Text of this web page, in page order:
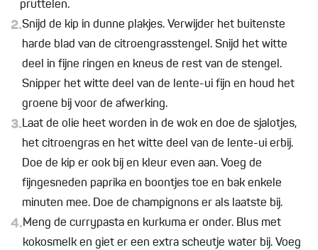
pruttelen.
2.Snijd de kip in dunne plakjes. Verwijder het buitenste
harde blad van de citroengrasstengel. Snijd het witte
deel in fijne ringen en kneus de rest van de stengel.
Snipper het witte deel van de lente-ui fijn en houd het
groene bij voor de afwerking.
3.Laat de olie heet worden in de wok en doe de sjalotjes,
het citroengras en het witte deel van de lente-ui erbij.
Doe de kip er ook bij en kleur even aan. Voeg de
fijngesneden paprika en boontjes toe en bak enkele
minuten mee. Doe de champignons er als laatste bij.
4.Meng de currypasta en kurkuma er onder. Blus met
kokosmelk en giet er een extra scheutje water bij. Voeg